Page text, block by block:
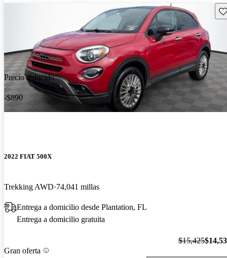
Precio reducido
-$890
2022 FIAT 500X
Trekking AWD 74,041 millas
Entrega a domicilio desde Plantation, FL
Entrega a domicilio gratuita
Gran oferta
$15,425